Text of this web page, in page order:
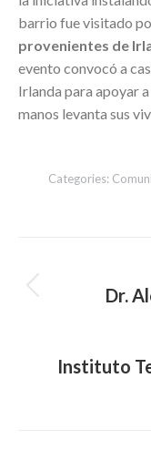
barrio fue visitado
provenientes de
evento convocó a
Irlanda para apoyar
manos levanta sus
Categories:
Dr.
Instituto